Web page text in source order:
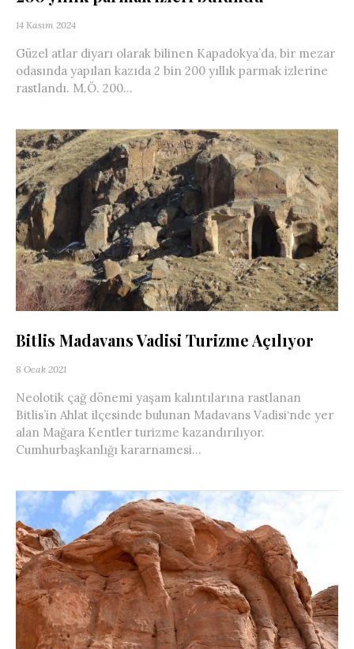
14 Kasım 2024
Güzel atlar diyarı olarak bilinen Kapadokya’da, bir mezar
odasında yapılan kazıda 2 bin 200 yıllık parmak izlerine
rastlandı. M.Ö. 200...
Bitlis Madavans Vadisi Turizme Açılıyor
8 Ocak 2021
Neolotik çağ dönemi yaşam kalıntılarına rastlanan
Bitlis’in Ahlat ilçesinde bulunan Madavans Vadisi‘nde yer
alan Mağara Kentler turizme kazandırılıyor.
Cumhurbaşkanlığı kararnamesi...